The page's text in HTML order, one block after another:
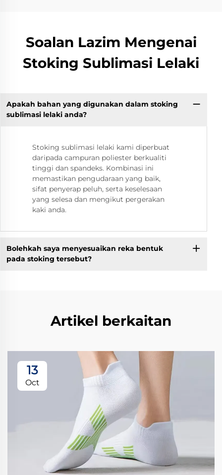
Soalan Lazim Mengenai
Stoking Sublimasi Lelaki
Apakah bahan yang digunakan dalam stoking
sublimasi lelaki anda?
Stoking sublimasi lelaki kami diperbuat
daripada campuran poliester berkualiti
tinggi dan spandeks. Kombinasi ini
memastikan pengudaraan yang baik,
sifat penyerap peluh, serta keselesaan
yang selesa dan mengikut pergerakan
kaki anda.
Bolehkah saya menyesuaikan reka bentuk
pada stoking tersebut?
Artikel berkaitan
13
Oct